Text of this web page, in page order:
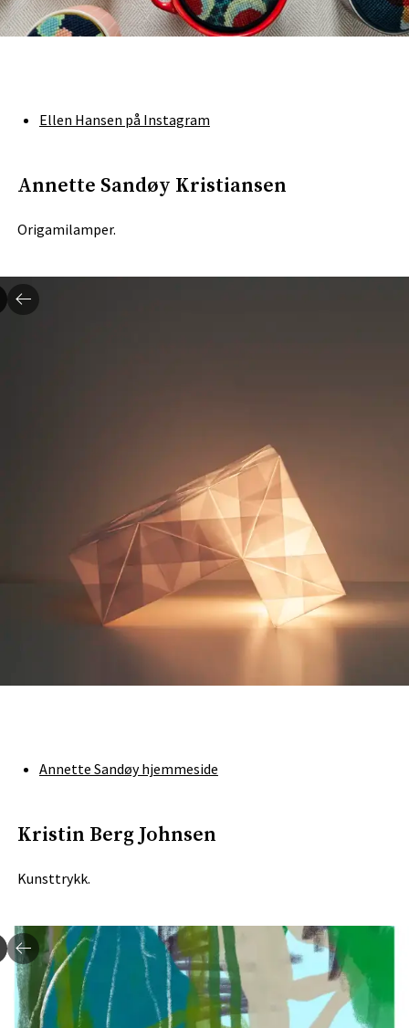
Ellen Hansen på Instagram
Annette Sandøy Kristiansen
Origamilamper.
Annette Sandøy hjemmeside
Kristin Berg Johnsen
Kunsttrykk.